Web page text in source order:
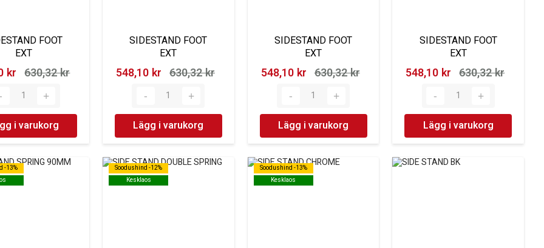
FOOT
EXT
kr‎ 630,32 kr‎
i varukorg
SIDESTAND FOOT
EXT
548,10 kr‎ 630,32 kr‎
Lägg i varukorg
SIDESTAND FOOT
EXT
548,10 kr‎ 630,32 kr‎
Lägg i varukorg
SIDESTAND FOOT
EXT
548,10 kr‎ 630,32 kr‎
Lägg i varukorg
-13%
-13%
Soodushind -12%
Kesklaos
Soodushind -12%
Kesklaos
Soodushind -13%
Kesklaos
Soodushind -13%
Kesklaos